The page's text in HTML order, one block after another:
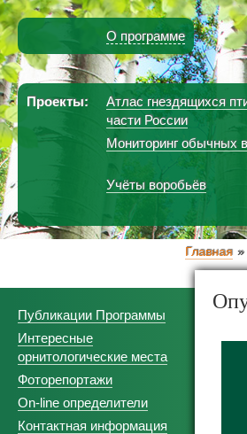
О программе
Проекты:
Атлас гнездящихся
части России
Мониторинг обычных
Учёты воробьёв
Главная
Публикации Программы
Интересные
орнитологические места
Фоторепортажи
On-line определители
Контактная информация